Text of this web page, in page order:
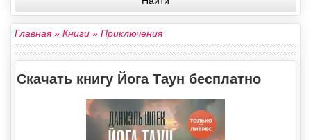
Главная» Книги » Приключения
Скачать книгу Йога Таун бесплатно